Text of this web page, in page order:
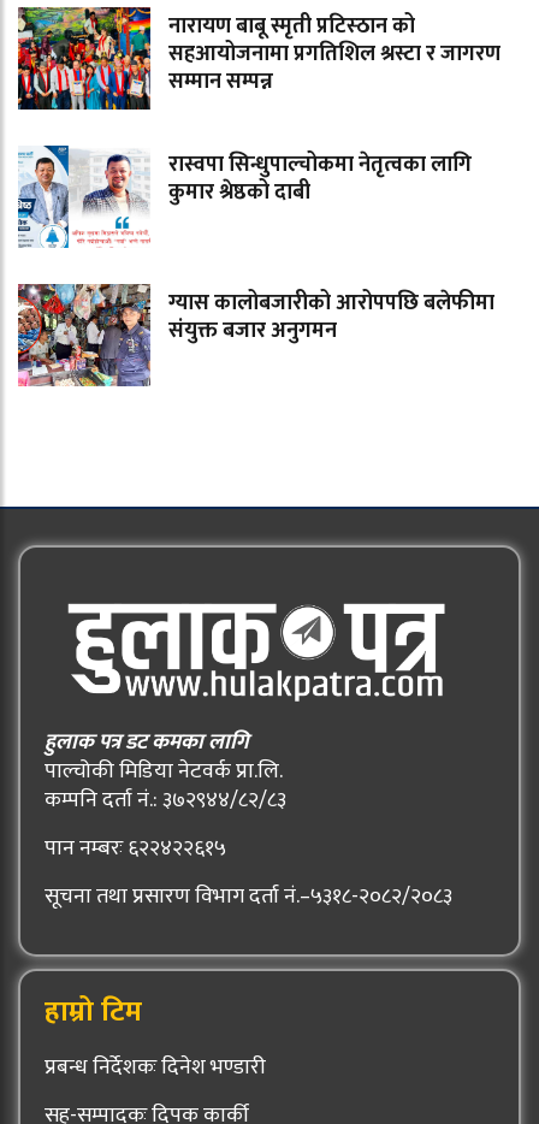
नारायण बाबू स्मृती प्रटिस्ठान को
सहआयोजनामा प्रगतिशिल श्रस्टा र जागरण
सम्मान सम्पन्न
रास्वपा सिन्धुपाल्चोकमा नेतृत्वका लागि
कुमार श्रेष्ठको दाबी
ग्यास कालोबजारीको आरोपपछि बलेफीमा
संयुक्त बजार अनुगमन
हुलाक पत्र डट कमका लागि
पाल्चोकी मिडिया नेटवर्क प्रा.लि.
कम्पनि दर्ता नं.: ३७२९४४/८२/८३
पान नम्बरः ६२२४२२६१५
सूचना तथा प्रसारण विभाग दर्ता नं.–५३१८-२०८२/२०८३
हाम्रो टिम
प्रबन्ध निर्देशकः दिनेश भण्डारी
सह-सम्पादकः दिपक कार्की